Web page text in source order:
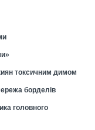
токсичним димом
борделів
головного